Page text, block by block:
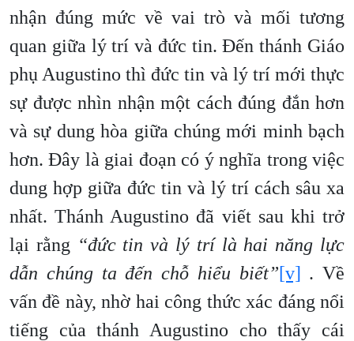
nhận đúng mức về vai trò và mối tương
quan giữa lý trí và đức tin. Đến thánh Giáo
phụ Augustino thì đức tin và lý trí mới thực
sự được nhìn nhận một cách đúng đắn hơn
và sự dung hòa giữa chúng mới minh bạch
hơn. Đây là giai đoạn có ý nghĩa trong việc
dung hợp giữa đức tin và lý trí cách sâu xa
nhất. Thánh Augustino đã viết sau khi trở
lại rằng “đức tin và lý trí là hai năng lực
dẫn chúng ta đến chỗ hiểu biết”[v] . Về
vấn đề này, nhờ hai công thức xác đáng nổi
tiếng của thánh Augustino cho thấy cái